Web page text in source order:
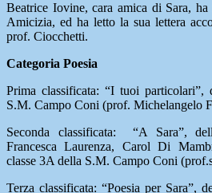
Beatrice Iovine, cara amica di Sara,
Amicizia, ed ha letto la sua lettera
prof. Ciocchetti.
Categoria Poesia
Prima classificata: “I tuoi
S.M. Campo Coni (prof. Michelangelo
Seconda classificata: “A Sara”,
Francesca Laurenza, Carol Di
classe 3A della S.M. Campo Coni
Terza classificata: “Poesia per Sara”,